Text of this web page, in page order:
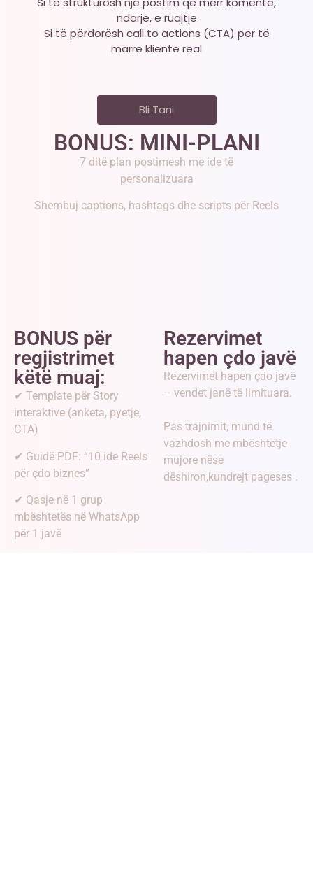
ndarje, e ruajtje
Si të përdorësh call to actions (CTA) për të
marrë klientë real
Bli Tani
BONUS: MINI-PLANI
7 ditë plan postimesh me ide të
personalizuara
Shembuj captions, hashtags dhe scripts për Reels
BONUS për
regjistrimet
këtë muaj:
✔ Template për Story
interaktive (anketa, pyetje,
CTA)
✔ Guidë PDF: “10 ide Reels
për çdo biznes”
✔ Qasje në 1 grup
mbështetës në WhatsApp
për 1 javë
Rezervimet
hapen çdo javë
Rezervimet hapen çdo javë
– vendet janë të limituara.
Pas trajnimit, mund të
vazhdosh me mbështetje
mujore nëse
dëshiron,kundrejt pageses .